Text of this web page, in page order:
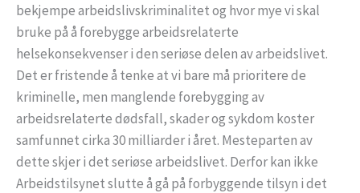
bekjempe arbeidslivskriminalitet og hvor mye vi skal
bruke på å forebygge arbeidsrelaterte
helsekonsekvenser i den seriøse delen av arbeidslivet.
Det er fristende å tenke at vi bare må prioritere de
kriminelle, men manglende forebygging av
arbeidsrelaterte dødsfall, skader og sykdom koster
samfunnet cirka 30 milliarder i året. Mesteparten av
dette skjer i det seriøse arbeidslivet. Derfor kan ikke
Arbeidstilsynet slutte å gå på forbyggende tilsyn i det